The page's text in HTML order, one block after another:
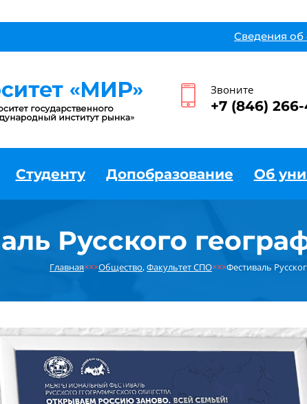
Сведения об
Звоните
+7 (846)
Студенту Допобразование Об
Русского
Главная×××Общество,Факультет СПО×××Фестиваль